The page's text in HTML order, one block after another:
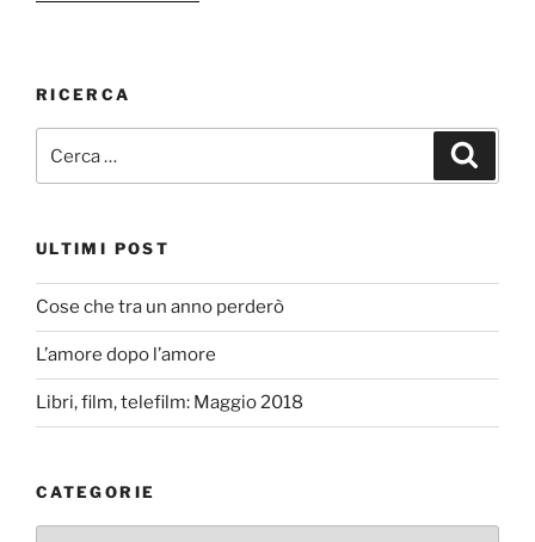
RICERCA
ULTIMI POST
Cose che tra un anno perderò
L’amore dopo l’amore
Libri, film, telefilm: Maggio 2018
CATEGORIE